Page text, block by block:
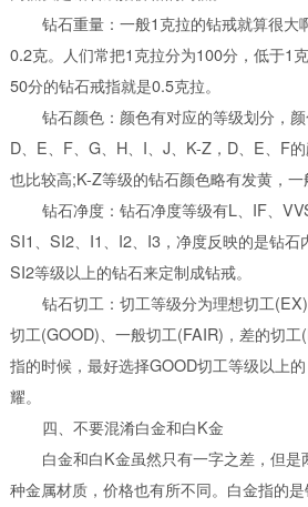
钻石重量：一般1克拉的钻戒就算很大
0.2克。人们常把1克拉分为100分，低于1克
50分的钻石戒指就是0.5克拉。
钻石颜色：颜色有对应的等级划分，
D、E、F、G、H、I、J、K-Z，D、E、F
也比较高;K-Z等级的钻石颜色略有发黄，一
钻石净度：钻石净度等级有L、IF、
SI1、SI2、I1、I2、I3，净度反映的是钻石
SI2等级以上的钻石来定制成钻戒。
钻石切工：切工等级分为理想切工
切工(GOOD)、一般切工(FAIR)，差的切
指的时候，最好选择GOOD切工等级以上
耀。
四、不要混淆白金和白K金
白金和白K金虽然只有一字之差，但
种金属材质，价格也有所不同。白金指的